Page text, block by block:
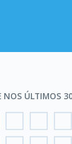
NOS ÚLTIMOS